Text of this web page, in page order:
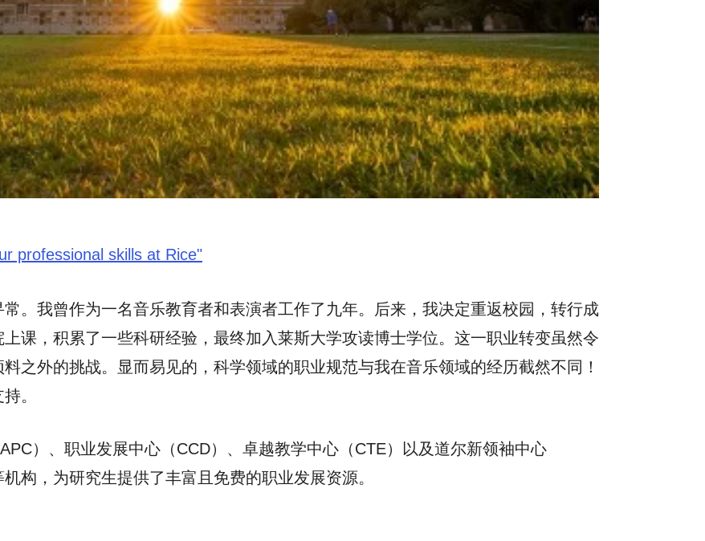
professional skills at Rice"
。我曾作为一名音乐教育者和表演者工作了九年。后来，我决定重返校园，转行成
课，积累了一些科研经验，最终加入莱斯大学攻读博士学位。这一职业转变虽然令
之外的挑战。显而易见的，科学领域的职业规范与我在音乐领域的经历截然不同！
。
）、职业发展中心（CCD）、卓越教学中心（CTE）以及道尔新领袖中心
构，为研究生提供了丰富且免费的职业发展资源。